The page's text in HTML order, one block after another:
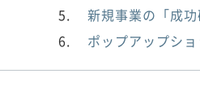
新規事業の「成
ポップアップシ